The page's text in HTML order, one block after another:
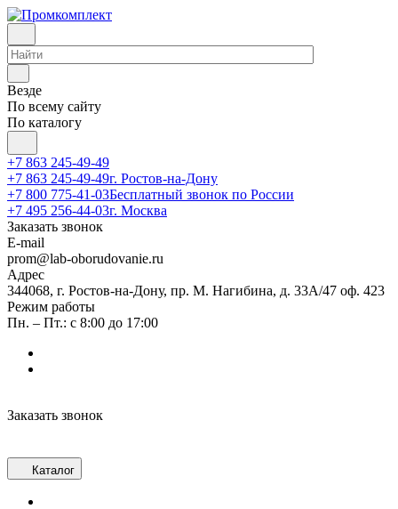
Везде
По всему сайту
По каталогу
+7 863 245-49-49
+7 863 245-49-49г. Ростов-на-Дону
+7 800 775-41-03Бесплатный звонок по России
+7 495 256-44-03г. Москва
Заказать звонок
E-mail
prom@lab-oborudovanie.ru
Адрес
344068, г. Ростов-на-Дону, пр. М. Нагибина, д. 33А/47 оф. 423
Режим работы
Пн. – Пт.: с 8:00 до 17:00
Заказать звонок
Каталог